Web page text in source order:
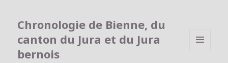
Chronologie de Bienne, du
canton du Jura et du Jura
bernois